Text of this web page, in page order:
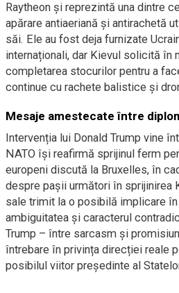
Raytheon și reprezintă una dintre
apărare antiaeriană și antirachetă
săi. Ele au fost deja furnizate
internaționali, dar Kievul solicită în
completarea stocurilor pentru a
continue cu rachete balistice și
Mesaje amestecate între
Intervenția lui Donald Trump vine
NATO își reafirmă sprijinul ferm
europeni discută la Bruxelles, în
despre pașii următori în sprijinirea
sale trimit la o posibilă implicare
ambiguitatea și caracterul
Trump – între sarcasm și
întrebare în privința direcției reale
posibilul viitor președinte al